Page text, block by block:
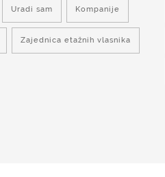
Uradi sam Kompanije
Zajednica etažnih vlasnika